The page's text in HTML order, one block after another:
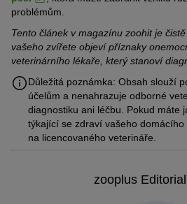
problémům.
Tento článek v magazínu zoohit je
vašeho zvířete objeví příznaky
veterinárního lékaře, který stanoví
Důležitá poznámka: Obsah slouží
účelům a nenahrazuje odborné
diagnostiku ani léčbu. Pokud máte
týkající se zdraví vašeho
na licencovaného veterináře.
zooplus